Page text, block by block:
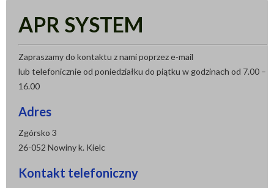
APR SYSTEM
Zapraszamy do kontaktu z nami poprzez e-mail
lub telefonicznie od poniedziałku do piątku w godzinach od 7.00 –
16.00
Adres
Zgórsko 3
26-052 Nowiny k. Kielc
Kontakt telefoniczny